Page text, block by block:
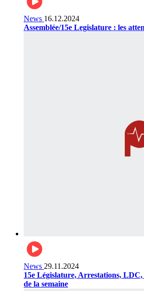
News 16.12.2024
Assemblée/15e Legislature : les
News 29.11.2024
15e Législature, Arrestations, LDC,
de la semaine